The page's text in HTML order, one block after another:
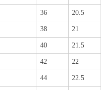
36 20.5
38 21
40 21.5
42 22
44 22.5